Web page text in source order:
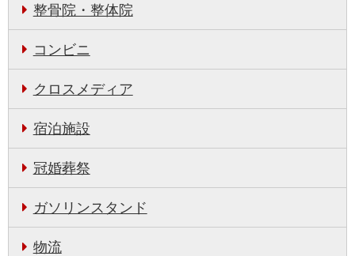
整骨院・整体院
コンビニ
クロスメディア
宿泊施設
冠婚葬祭
ガソリンスタンド
物流